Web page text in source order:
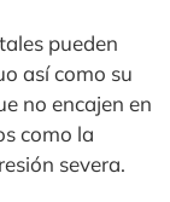
pueden
así como su
no encajen en
como la
severa.